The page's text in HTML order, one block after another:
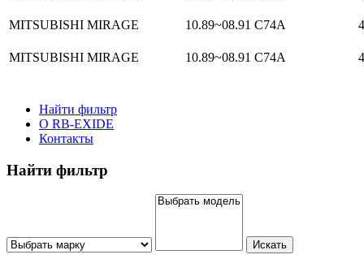
MITSUBISHI MIRAGE 10.89~08.91 C74A
MITSUBISHI MIRAGE 10.89~08.91 C74A
Найти фильтр
О RB-EXIDE
Контакты
Найти фильтр
Искать